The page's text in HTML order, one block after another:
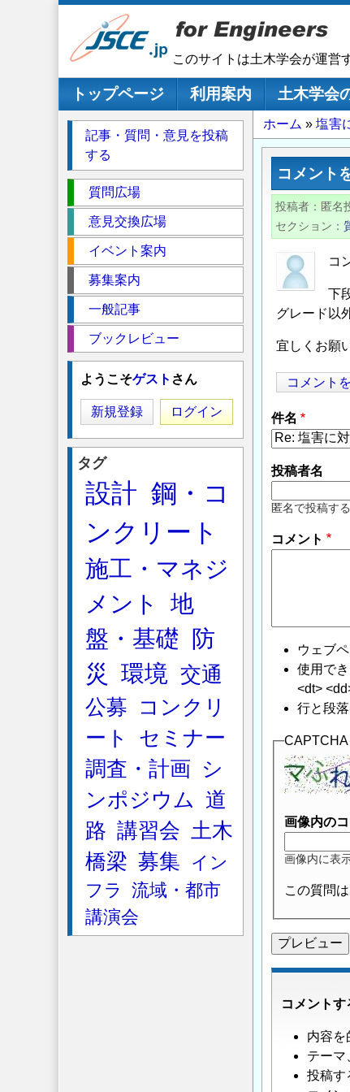
このサイトは土木学会が運営
メインナビゲーション
トップページ 利用案内 土木学会
パ
ン
ず
ホーム 塩害
コメント
投稿者 匿名
セクション
コ
下
グレード以
宜しくお願
コメント
件名
投稿者名
匿名で投稿す
コメント
ウェブ
使用で
<dt>
行と段
CAPTCHA
画像内の
画像内に表
この質問
コメント
内容を
テーマ
投稿す
記事・質問・意見を投稿
する
ク
シ
質問広場
意見交換広場
イベント案内
募集案内
一般記事
ブックレビュー
ようこそゲスト さん
新規登録 ログイン
タグ
設計 鋼・コ
ンクリート
施工・マネジ
メント
地
盤・基礎
防
災
環境 交通
公募
コンクリ
ート
セミナー
調査・計画
シ
ンポジウム 道
路 講習会 土木
橋梁 募集
イン
フラ
流域・都市
講演会